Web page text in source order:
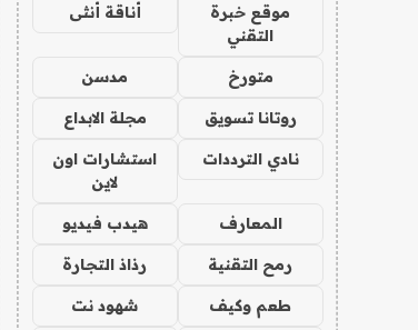
موقع خبرة
التقني
أناقة أنثى
متورخ مدسن
روتانا تسويق مجلة الابداع
نادي الترددات
استشارات اون
لاين
المعارف هيدب فيديو
رمح التقنية رذاذ التجارة
طعم وكيف شهود نت